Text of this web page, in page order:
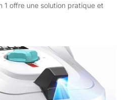
1 offre une solution pratique et